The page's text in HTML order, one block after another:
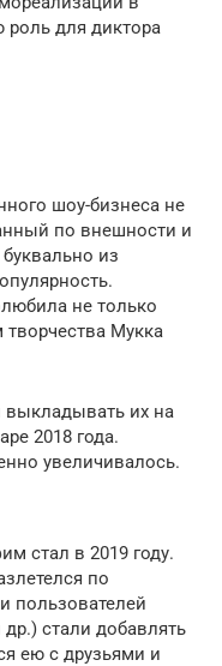
для диктора
шоу-бизнеса не
по внешности и
из
не только
Мукка
их на
2018 года.
увеличивалось.
стал в 2019 году.
по
пользователей
стали добавлять
ею с друзьями и